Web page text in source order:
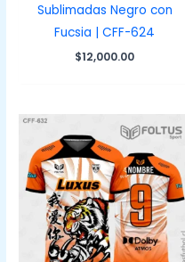
Sublimadas Negro con
Fucsia | CFF-624
$12,000.00